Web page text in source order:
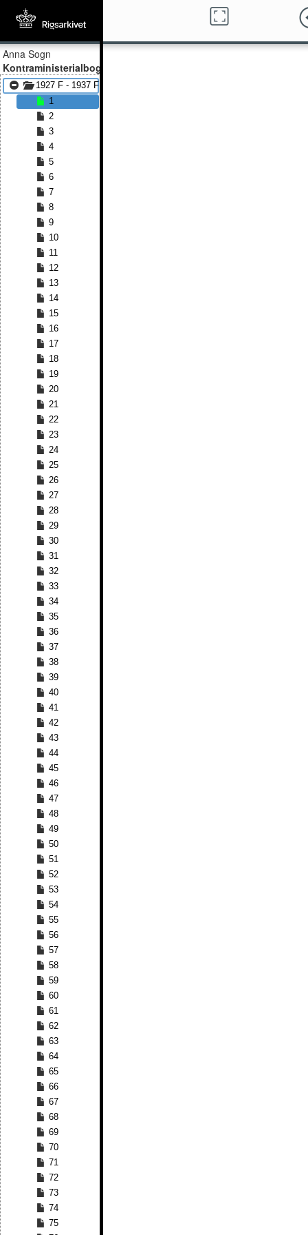
Anna Sogn
Kontraministerialbog
1927 F - 1937 F
1
2
3
4
5
6
7
8
9
10
11
12
13
14
15
16
17
18
19
20
21
22
23
24
25
26
27
28
29
30
31
32
33
34
35
36
37
38
39
40
41
42
43
44
45
46
47
48
49
50
51
52
53
54
55
56
57
58
59
60
61
62
63
64
65
66
67
68
69
70
71
72
73
74
75